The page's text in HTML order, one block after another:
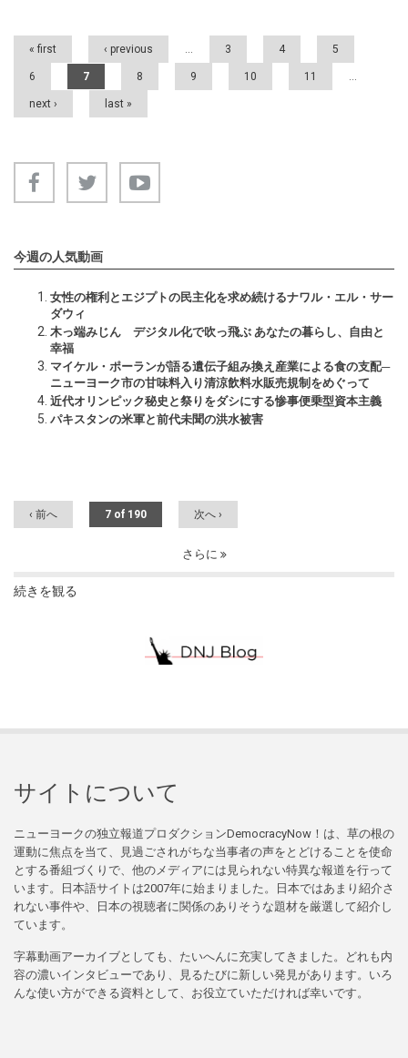
Pages
« first ‹ previous … 3 4 5
6 7 8 9 10 11 …
next › last »
今週の人気動画
女性の権利とエジプトの民主化を求め続けるナワル・エル・サー
ダウィ
木っ端みじん デジタル化で吹っ飛ぶ あなたの暮らし、自由と
幸福
マイケル・ポーランが語る遺伝子組み換え産業による食の支配─
ニューヨーク市の甘味料入り清涼飲料水販売規制をめぐって
近代オリンピック秘史と祭りをダシにする惨事便乗型資本主義
パキスタンの米軍と前代未聞の洪水被害
‹ 前へ 7 of 190 次へ ›
さらに
続きを観る
サイトについて
ニューヨークの独立報道プロダクションDemocracyNow！は、草の根の
運動に焦点を当て、見過ごされがちな当事者の声をとどけることを使命
とする番組づくりで、他のメディアには見られない特異な報道を行って
います。日本語サイトは2007年に始まりました。日本ではあまり紹介さ
れない事件や、日本の視聴者に関係のありそうな題材を厳選して紹介し
ています。
字幕動画アーカイブとしても、たいへんに充実してきました。どれも内
容の濃いインタビューであり、見るたびに新しい発見があります。いろ
んな使い方ができる資料として、お役立ていただければ幸いです。